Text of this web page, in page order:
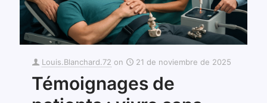
Louis.Blanchard.72 on 21 de noviembre de 2025
Témoignages de